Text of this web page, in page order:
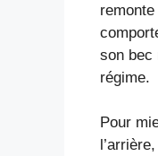
son bec
régime.
Pour